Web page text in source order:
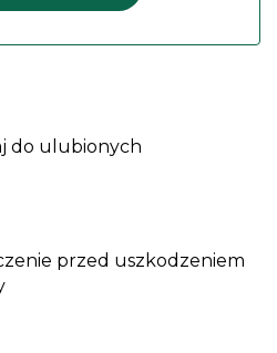
do ulubionych
przed uszkodzeniem